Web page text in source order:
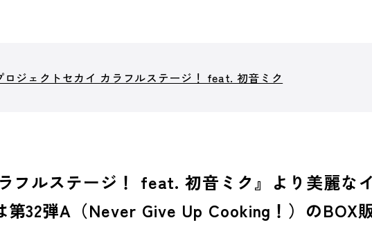
ロジェクトセカイ カラフルステージ！ feat. 初音ミク
フルステージ！ feat. 初音ミク』より美麗な
32弾A（Never Give Up Cooking！）のBOX